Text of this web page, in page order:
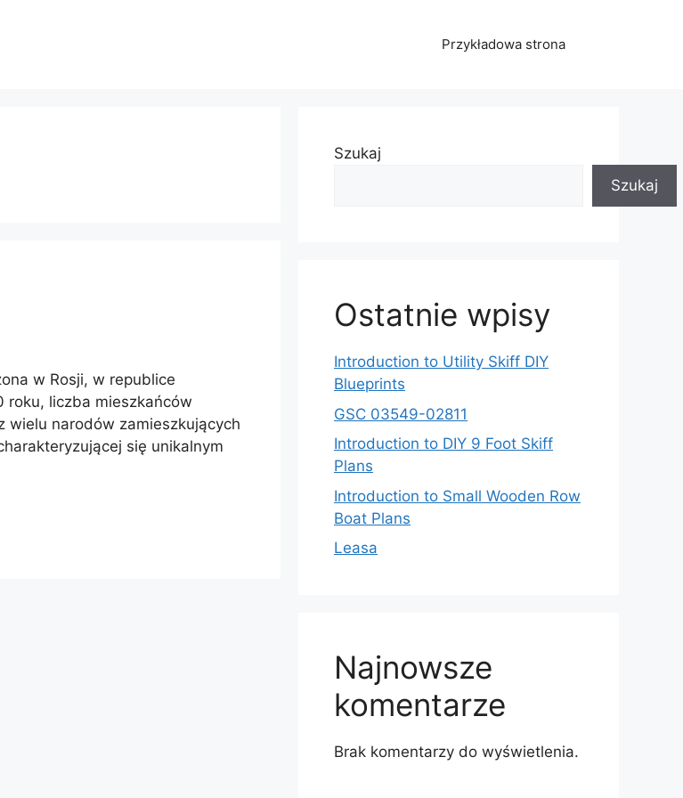
Przykładowa strona
w Rosji, w republice
roku, liczba mieszkańców
wielu narodów zamieszkujących
się unikalnym
Szukaj
Szukaj
Ostatnie wpisy
Introduction to Utility Skiff DIY
Blueprints
GSC 03549-02811
Introduction to DIY 9 Foot Skiff
Plans
Introduction to Small Wooden Row
Boat Plans
Leasa
Najnowsze
komentarze
Brak komentarzy do wyświetlenia.